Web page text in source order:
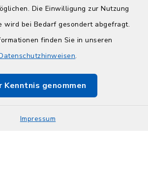
Die Einwilligung zur Nutzung
wird bei Bedarf gesondert abgefragt.
finden Sie in unseren
.
Kenntnis genommen
Impressum
Barrierefreiheit
Impressum
Sitemap